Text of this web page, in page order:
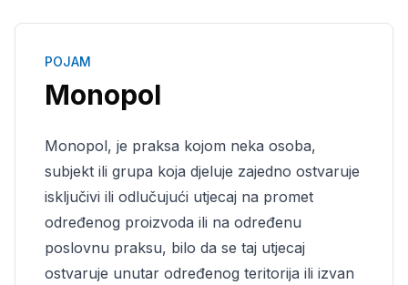
POJAM
Monopol
Monopol, je praksa kojom neka osoba,
subjekt ili grupa koja djeluje zajedno ostvaruje
isključivi ili odlučujući utjecaj na promet
određenog proizvoda ili na određenu
poslovnu praksu, bilo da se taj utjecaj
ostvaruje unutar određenog teritorija ili izvan